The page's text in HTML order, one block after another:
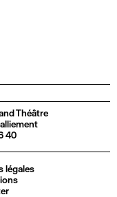
Théâtre
40
légales